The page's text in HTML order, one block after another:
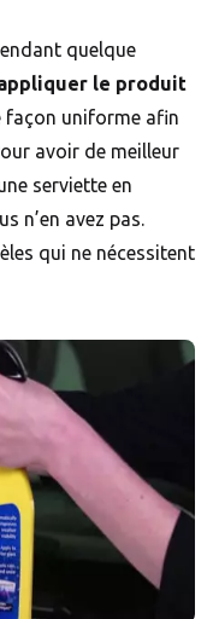
quelque
le produit
façon uniforme afin
avoir de meilleur
serviette en
n’en avez pas.
qui ne nécessitent